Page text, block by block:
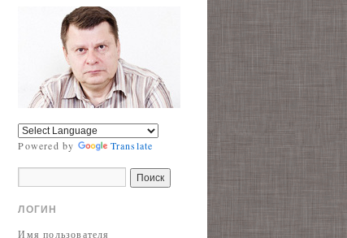
Powered by Translate
ЛОГИН
Имя пользователя